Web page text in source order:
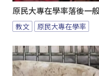
原民大專在學率落後一
教文 原民大專在學率